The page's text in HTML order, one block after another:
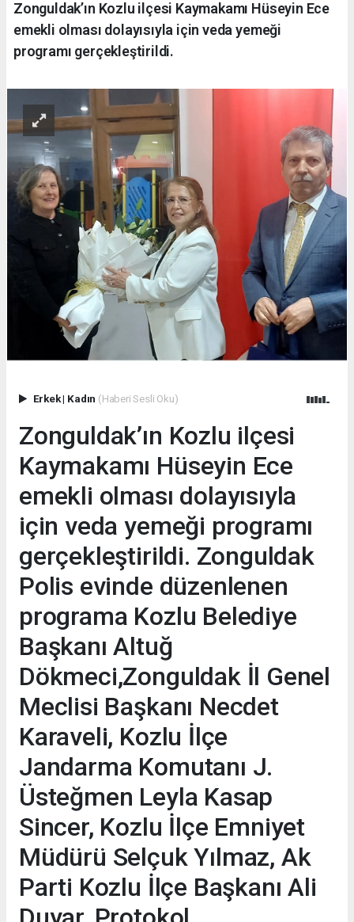
Zonguldak’ın Kozlu ilçesi Kaymakamı Hüseyin Ece
emekli olması dolayısıyla için veda yemeği
programı gerçekleştirildi.
Erkek| Kadın (Haberi Sesli Oku)
Zonguldak’ın Kozlu ilçesi
Kaymakamı Hüseyin Ece
emekli olması dolayısıyla
için veda yemeği programı
gerçekleştirildi. Zonguldak
Polis evinde düzenlenen
programa Kozlu Belediye
Başkanı Altuğ
Dökmeci,Zonguldak İl Genel
Meclisi Başkanı Necdet
Karaveli, Kozlu İlçe
Jandarma Komutanı J.
Üsteğmen Leyla Kasap
Sincer, Kozlu İlçe Emniyet
Müdürü Selçuk Yılmaz, Ak
Parti Kozlu İlçe Başkanı Ali